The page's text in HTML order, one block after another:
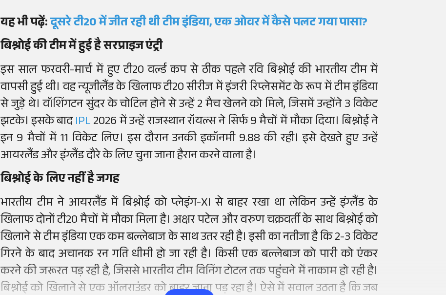
यह भी पढ़ें:दूसरे टी20 में जीत रही थी टीम इंडिया, एक ओवर में कैसे पलट गया पासा?
बिश्नोई की टीम में हुई है सरप्राइज एंट्री
इस साल फरवरी-मार्च में हुए टी20 वर्ल्ड कप से ठीक पहले रवि बिश्नोई की भारतीय टीम में
वापसी हुई थी। वह न्यूजीलैंड के खिलाफ टी20 सीरीज में इंजरी रिप्लेसमेंट के रूप में टीम इंडिया
से जुड़े थे। वॉशिंगटन सुंदर के चोटिल होने से उन्हें 2 मैच खेलने को मिले, जिसमें उन्होंने 3 विकेट
झटके। इसके बादIPL2026 में उन्हें राजस्थान रॉयल्स ने सिर्फ 9 मैचों में मौका दिया। बिश्नोई ने
इन 9 मैचों में 11 विकेट लिए। इस दौरान उनकी इकॉनमी 9.88 की रही। इसे देखते हुए उन्हें
आयरलैंड और इंग्लैंड दौरे के लिए चुना जाना हैरान करने वाला है।
बिश्नोई के लिए नहीं है जगह
भारतीय टीम ने आयरलैंड में बिश्नोई को प्लेइंग-XI से बाहर रखा था लेकिन उन्हें इंग्लैंड के
खिलाफ दोनों टी20 मैचों में मौका मिला है। अक्षर पटेल और वरुण चक्रवर्ती के साथ बिश्नोई को
खिलाने से टीम इंडिया एक कम बल्लेबाज के साथ उतर रही है। इसी का नतीजा है कि 2-3 विकेट
गिरने के बाद अचानक रन गति धीमी हो जा रही है। किसी एक बल्लेबाज को पारी को एंकर
करने की जरूरत पड़ रही है, जिससे भारतीय टीम विनिंग टोटल तक पहुंचने में नाकाम हो रही है।
बिश्नोई को खिलाने से एक ऑलराउंडर को बाहर जाना पड़ रहा है। ऐसे में सवाल उठता है कि जब